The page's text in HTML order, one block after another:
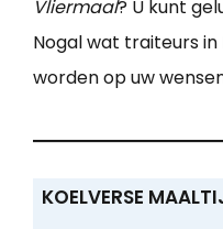
Vliermaal? U kunt
Nogal wat traiteurs
worden op uw
KOELVERSE